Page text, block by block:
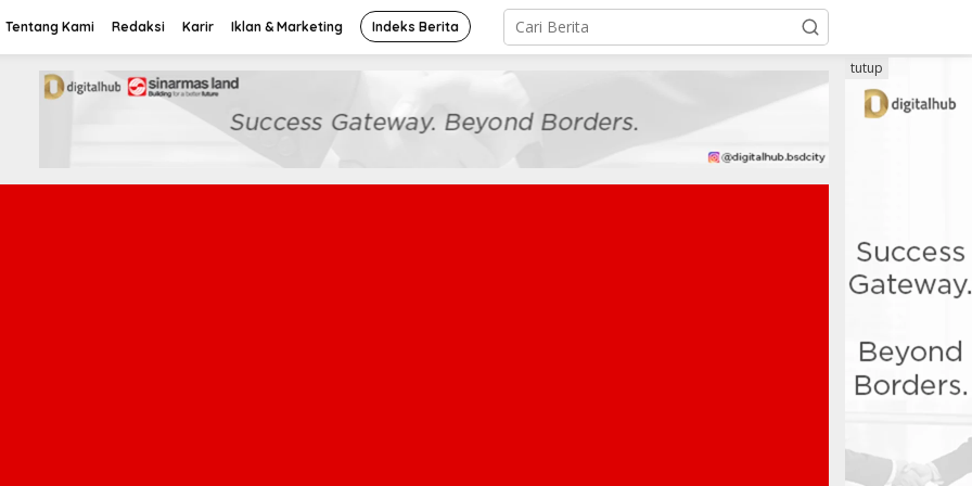
Tentang Kami Redaksi Karir Iklan & Marketing Indeks Berita
tutup